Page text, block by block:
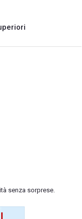
senza sorprese.